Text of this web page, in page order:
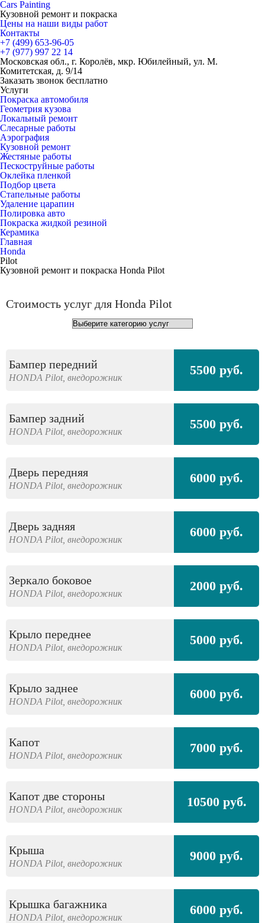
Cars Painting
Кузовной ремонт и покраска
Цены на наши виды работ
Контакты
+7 (499) 653-96-05
+7 (977) 997 22 14
Московская обл., г. Королёв, мкр. Юбилейный, ул. М.
Комитетская, д. 9/14
Заказать звонок бесплатно
Услуги
Покраска автомобиля
Геометрия кузова
Локальный ремонт
Слесарные работы
Аэрография
Кузовной ремонт
Жестяные работы
Пескоструйные работы
Оклейка пленкой
Подбор цвета
Стапельные работы
Удаление царапин
Полировка авто
Покраска жидкой резиной
Керамика
Главная
Honda
Pilot
Кузовной ремонт и покраска Honda Pilot
Стоимость услуг для Honda Pilot
Бампер передний
HONDA Pilot, внедорожник 5500 руб.
Бампер задний
HONDA Pilot, внедорожник 5500 руб.
Дверь передняя
HONDA Pilot, внедорожник 6000 руб.
Дверь задняя
HONDA Pilot, внедорожник 6000 руб.
Зеркало боковое
HONDA Pilot, внедорожник 2000 руб.
Крыло переднее
HONDA Pilot, внедорожник 5000 руб.
Крыло заднее
HONDA Pilot, внедорожник 6000 руб.
Капот
HONDA Pilot, внедорожник 7000 руб.
Капот две стороны
HONDA Pilot, внедорожник 10500 руб.
Крыша
HONDA Pilot, внедорожник 9000 руб.
Крышка багажника
HONDA Pilot, внедорожник 6000 руб.